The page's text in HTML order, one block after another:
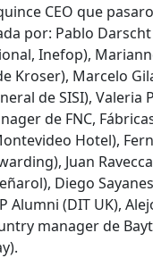
CEO que
por: Pablo
Inefop),
Kroser), Marcelo
de SISI),
de FNC,
Hotel),
Juan
Diego
Alumni (DIT UK),
manager de